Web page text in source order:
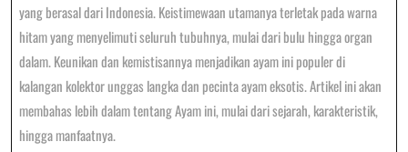
yang berasal dari Indonesia. Keistimewaan utamanya terletak pada warna
hitam yang menyelimuti seluruh tubuhnya, mulai dari bulu hingga organ
dalam. Keunikan dan kemistisannya menjadikan ayam ini populer di
kalangan kolektor unggas langka dan pecinta ayam eksotis. Artikel ini akan
membahas lebih dalam tentang Ayam ini, mulai dari sejarah, karakteristik,
hingga manfaatnya.